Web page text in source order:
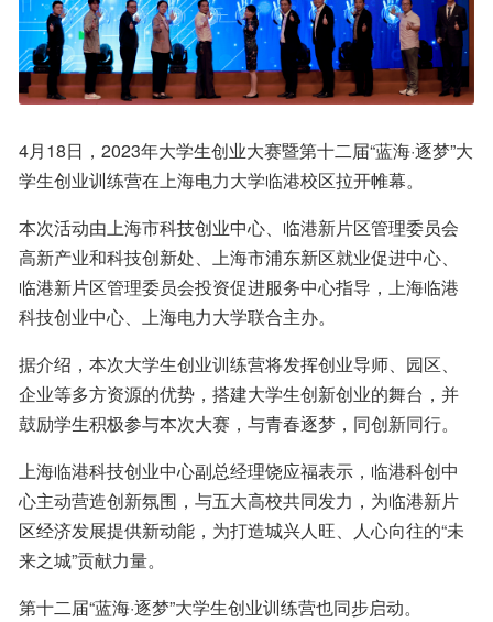
4月18日，2023年大学生创业大赛暨第十二届“蓝海·逐梦”大
学生创业训练营在上海电力大学临港校区拉开帷幕。
本次活动由上海市科技创业中心、临港新片区管理委员会
高新产业和科技创新处、上海市浦东新区就业促进中心、
临港新片区管理委员会投资促进服务中心指导，上海临港
科技创业中心、上海电力大学联合主办。
据介绍，本次大学生创业训练营将发挥创业导师、园区、
企业等多方资源的优势，搭建大学生创新创业的舞台，并
鼓励学生积极参与本次大赛，与青春逐梦，同创新同行。
上海临港科技创业中心副总经理饶应福表示，临港科创中
心主动营造创新氛围，与五大高校共同发力，为临港新片
区经济发展提供新动能，为打造城兴人旺、人心向往的“未
来之城”贡献力量。
第十二届“蓝海·逐梦”大学生创业训练营也同步启动。